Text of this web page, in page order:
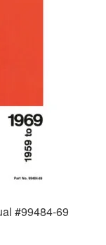
#99484-69